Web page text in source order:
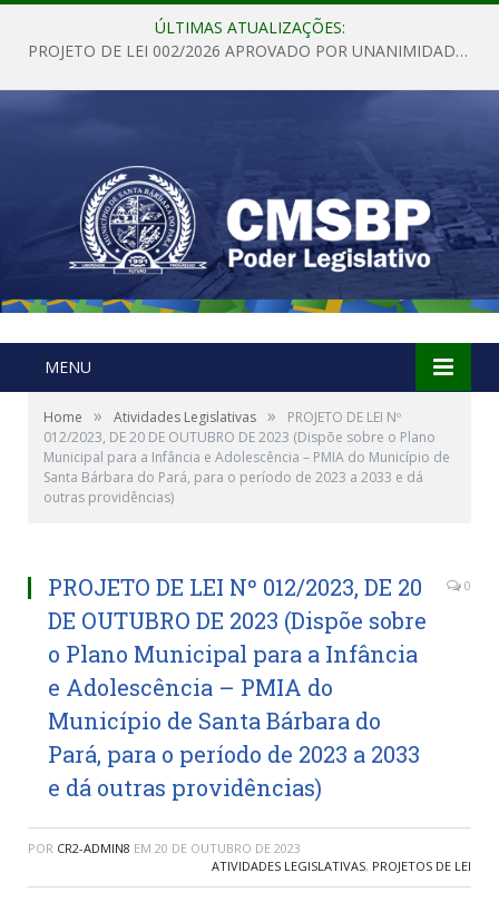
ÚLTIMAS ATUALIZAÇÕES:
PROJETO DE LEI 002/2026 APROVADO POR UNANIMIDADE EM SESSÃO ORDINÁRIA NESTA QUINTA – FEIRA 28 DE MAIO DE 2026
MENU
Home » Atividades Legislativas »
PROJETO DE LEI Nº
012/2023, DE 20 DE OUTUBRO DE 2023 (Dispõe sobre o Plano
Municipal para a Infância e Adolescência – PMIA do Município de
Santa Bárbara do Pará, para o período de 2023 a 2033 e dá
outras providências)
PROJETO DE LEI Nº 012/2023, DE 20
DE OUTUBRO DE 2023 (Dispõe sobre
o Plano Municipal para a Infância
e Adolescência – PMIA do
Município de Santa Bárbara do
Pará, para o período de 2023 a 2033
e dá outras providências)
0
POR CR2-ADMIN8 EM 20 DE OUTUBRO DE 2023
ATIVIDADES LEGISLATIVAS, PROJETOS DE LEI